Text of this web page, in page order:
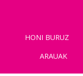
HONI BURUZ
ARAUAK